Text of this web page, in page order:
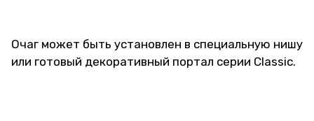
Очаг может быть установлен в специальную нишу
или готовый декоративный портал серии Classic.